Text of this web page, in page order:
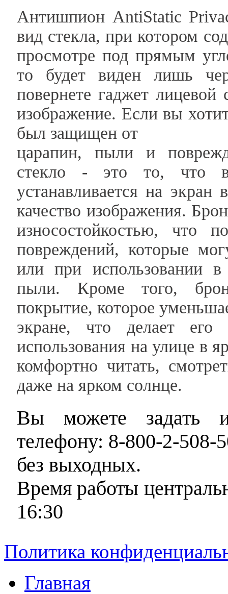
Антишпион AntiStatic
вид стекла, при котором
просмотре под прямым
то будет виден лишь
повернете гаджет
изображение. Если вы
был защищен от
царапин, пыли и
стекло - это то, что
устанавливается на
качество изображения.
износостойкостью, что
повреждений, которые
или при использовании
пыли. Кроме того,
покрытие, которое
экране, что делает
использования на улице в
комфортно читать,
даже на ярком солнце.
Вы можете задать
телефону: 8-800-2-508-
без выходных.
Время работы
16:30
Политика
Главная